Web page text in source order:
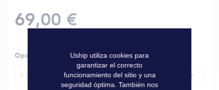
69,00 €
Opciones
5 l
Uship utiliza cookies para
garantizar el correcto
funcionamiento del sitio y una
seguridad óptima. También nos